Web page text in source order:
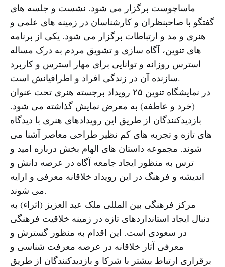
ماساچوست برگزار می شود. نشست و جلسه های
گفتگو با صاحبنظران و کارشناسان در زمینه های علمی و
هنری و مد و ارتباطات برگزار می شود. یکی از برنامه
های تنوین، آگاه سازی و تشویق مردم به درک مساله
استرس روزانه و توانایی برای مهار استرس و کاربرد
سازنده آن در زندگی افراد و اطرافیانش است.
در نمایشگاه تنوین ۲۵ رویداد برجسته هنری تحت عنوان
(خرد و عاطفه) به معرض نمایش گذاشته می شود.
بازدیدکنندگان از طریق این رویدادهای هنری با دیدگاه
های تازه و تجربه های کم نظیر طراحی معاصر آشنا می
شوند. مجموعه داستان های الهام بخش درباره امید و
ترس به منظور ایجاد جامعه آگاه در عرصه دانش و
اندیشه و فرهنگ در این رویداد خلاقانه معرفی و ارایه
می شوند.
مرکز فرهنگی بین المللی ملک عبد العزیز (اثراء) به
دنبال ایجاد استانداردهای تازه در زمینه خلاقیت فرهنگی
در سعودی است. این اقدام به منظور گسترش و
معرفی آثار خلاقانه در عرصه معرفت شناسی و
برقراری ارتباط بیشتر با شرکا و بازدیدکنندگان از طریق